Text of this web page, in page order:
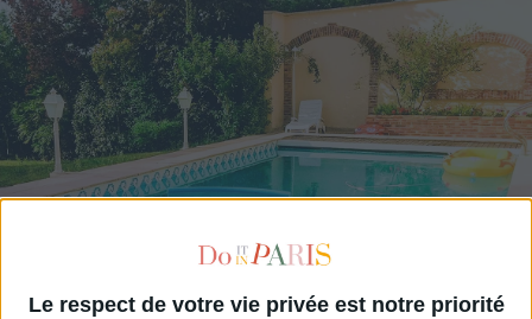
Le respect de votre vie privée est notre priorité
CONNAISSEZ-VOUS LE AIRBNB DE LA PISCINE AUTOUR DE PARIS ?